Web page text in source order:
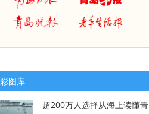
图库
超200万人选择从海上读懂青